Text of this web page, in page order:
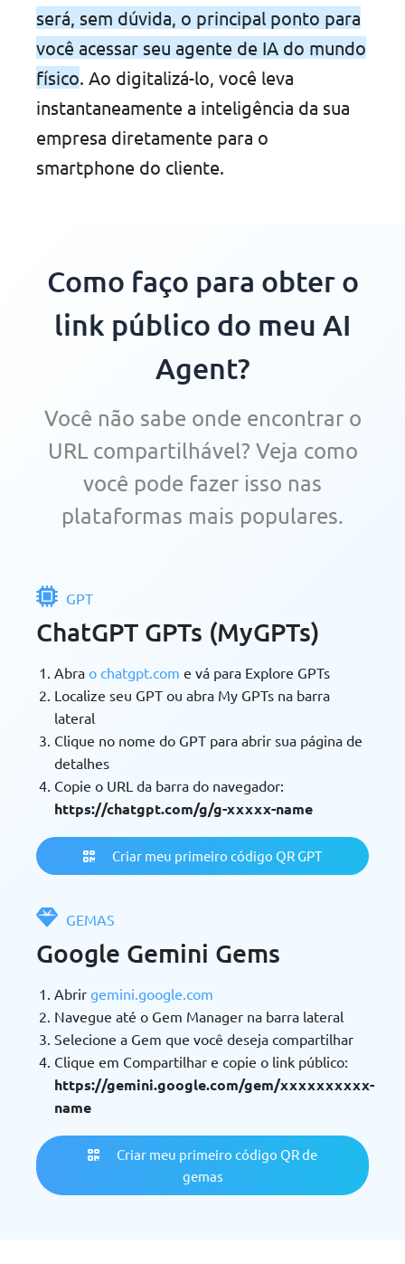
será, sem dúvida, o principal ponto para
você acessar seu agente de IA do mundo
físico. Ao digitalizá-lo, você leva
instantaneamente a inteligência da sua
empresa diretamente para o
smartphone do cliente.
Como faço para obter o
link público do meu AI
Agent?
Você não sabe onde encontrar o
URL compartilhável? Veja como
você pode fazer isso nas
plataformas mais populares.
GPT
ChatGPT GPTs (MyGPTs)
Abra o chatgpt.com e vá para Explore GPTs
Localize seu GPT ou abra My GPTs na barra
lateral
Clique no nome do GPT para abrir sua página de
detalhes
Copie o URL da barra do navegador:
https://chatgpt.com/g/g-xxxxx-name
Criar meu primeiro código QR GPT
GEMAS
Google Gemini Gems
Abrir gemini.google.com
Navegue até o Gem Manager na barra lateral
Selecione a Gem que você deseja compartilhar
Clique em Compartilhar e copie o link público:
https://gemini.google.com/gem/xxxxxxxxxx-
name
Criar meu primeiro código QR de
gemas